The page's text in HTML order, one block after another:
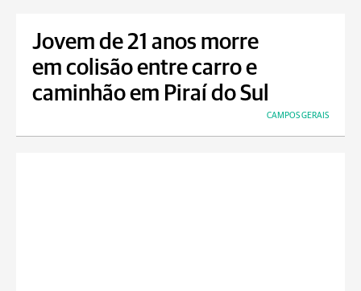
Jovem de 21 anos morre
em colisão entre carro e
caminhão em Piraí do Sul
CAMPOS GERAIS